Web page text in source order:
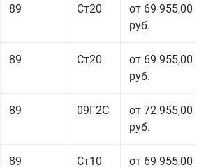
89 Ст20
от 69 955,00
руб.
89 Ст20
от 69 955,00
руб.
89 09Г2С
от 72 955,00
руб.
89 Ст10
от 69 955,00